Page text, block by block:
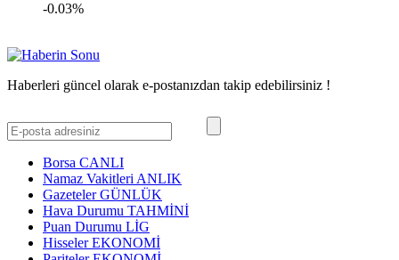
-0.03%
Haberleri güncel olarak e-postanızdan takip edebilirsiniz !
Borsa CANLI
Namaz VakitleriANLIK
GazetelerGÜNLÜK
Hava Durumu TAHMİNİ
Puan Durumu LİG
HisselerEKONOMİ